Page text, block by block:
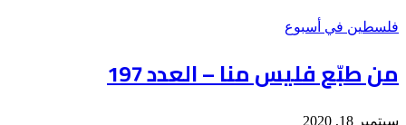
فلسطين في أسبوع
من طبّع فليس منا – العدد 197
سبتمبر 18, 2020